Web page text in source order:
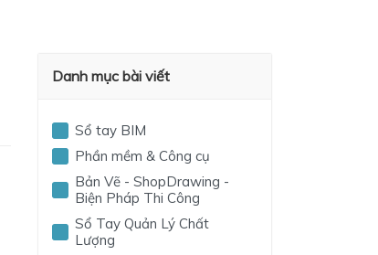
Danh mục bài viết
Sổ tay BIM
Phần mềm & Công cụ
Bản Vẽ - ShopDrawing -
Biện Pháp Thi Công
Sổ Tay Quản Lý Chất
Lượng